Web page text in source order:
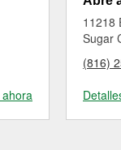
11218
Sugar
(816)